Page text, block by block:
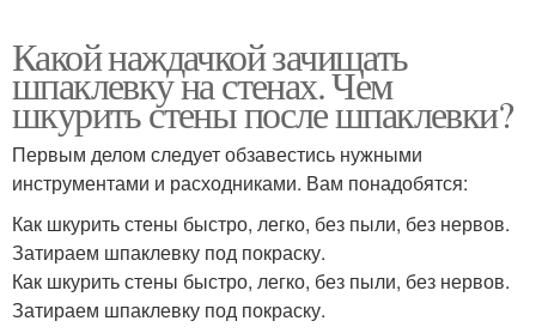
Какой наждачкой зачищать
шпаклевку на стенах. Чем
шкурить стены после шпаклевки?
Первым делом следует обзавестись нужными
инструментами и расходниками. Вам понадобятся:
Как шкурить стены быстро, легко, без пыли, без нервов.
Затираем шпаклевку под покраску.
Как шкурить стены быстро, легко, без пыли, без нервов.
Затираем шпаклевку под покраску.